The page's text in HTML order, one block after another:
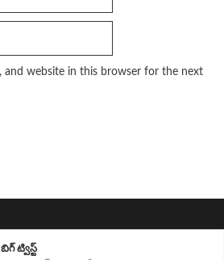
and website in this browser for the next
ట్విస్ట్‌